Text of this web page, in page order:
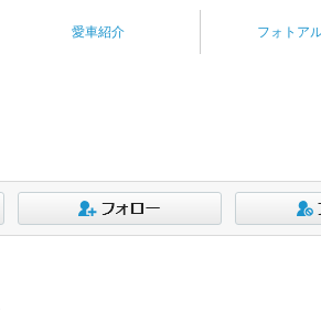
愛車紹介 フォトア